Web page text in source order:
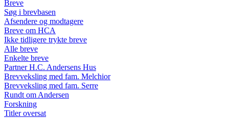
Breve
Søg i brevbasen
Afsendere og modtagere
Breve om HCA
Ikke tidligere trykte breve
Alle breve
Enkelte breve
Partner H.C. Andersens Hus
Brevveksling med fam. Melchior
Brevveksling med fam. Serre
Rundt om Andersen
Forskning
Titler oversat